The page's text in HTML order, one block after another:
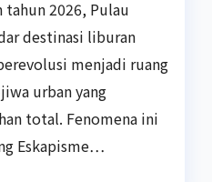
tahun 2026, Pulau
destinasi liburan
menjadi ruang
urban yang
total. Fenomena ini
Eskapisme…